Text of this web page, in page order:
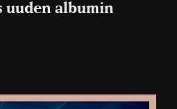
uuden albumin